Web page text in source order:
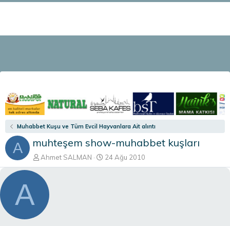
Muhabbet Kuşu ve Tüm Evcil Hayvanlara Ait alıntı
A muhteşem show-muhabbet kuşları
K
o
n
u
Ahmet SALMAN
B
a
24 Ağu 2010
A